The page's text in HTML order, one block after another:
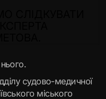
судово-медичної
міського